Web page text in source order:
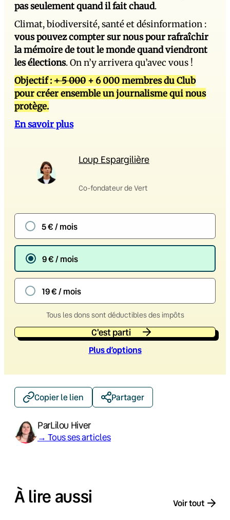
pas seulement quand il fait chaud.
Climat, biodiversité, santé et désinformation :
vous pouvez compter sur nous pour rafraîchir
la mémoire de tout le monde quand viendront
les élections. On n’y arrivera qu’avec vous !
Objectif :+ 5 000 + 6 000 membres du Club
pour créer ensemble un journalisme qui nous
protège.
En savoir plus
Loup Espargilière
Co-fondateur de Vert
5 € / mois
9 € / mois
19 € / mois
Tous les dons sont déductibles des impôts
C'est parti
Plus d’options
Copier le lien Partager
ParLilou Hiver
→ Tous ses articles
À lire aussi Voir tout